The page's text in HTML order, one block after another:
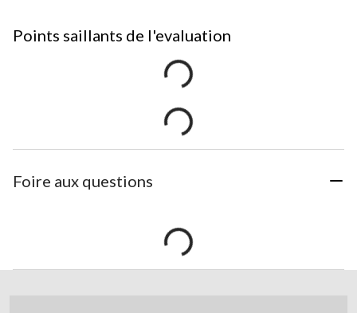
Points saillants de l'evaluation
Foire aux questions